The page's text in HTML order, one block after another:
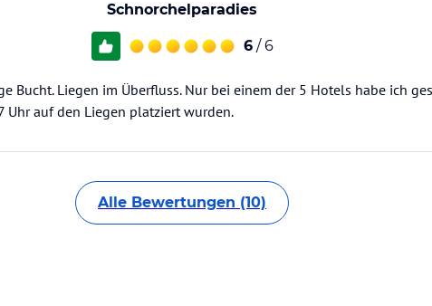
Schnorchelparadies
6 / 6
Bucht. Liegen im Überfluss. Nur bei einem der 5 Hotels habe ich
Uhr auf den Liegen platziert wurden.
Alle Bewertungen (10)